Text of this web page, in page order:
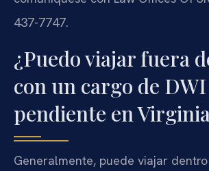
437-7747.
¿Puedo viajar fuera
con un cargo de DWI
pendiente en
Generalmente, puede viajar